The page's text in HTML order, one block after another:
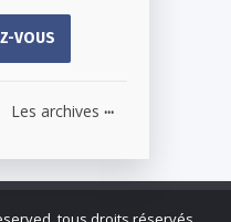
VOUS
Les archives ...